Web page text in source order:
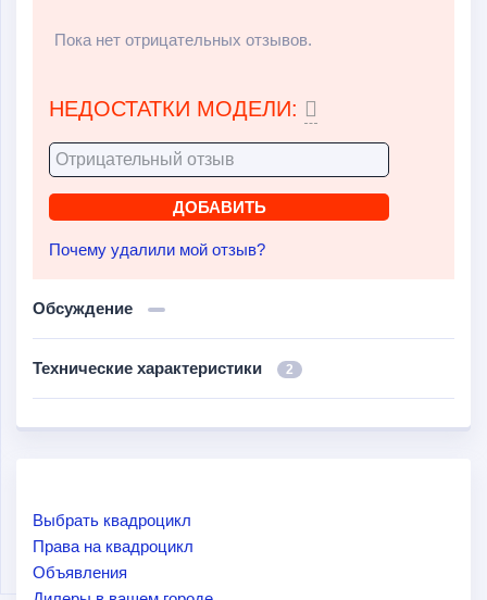
Пока нет отрицательных отзывов.
НЕДОСТАТКИ МОДЕЛИ:
Почему удалили мой отзыв?
Обсуждение
Технические характеристики 2
Выбрать квадроцикл
Права на квадроцикл
Объявления